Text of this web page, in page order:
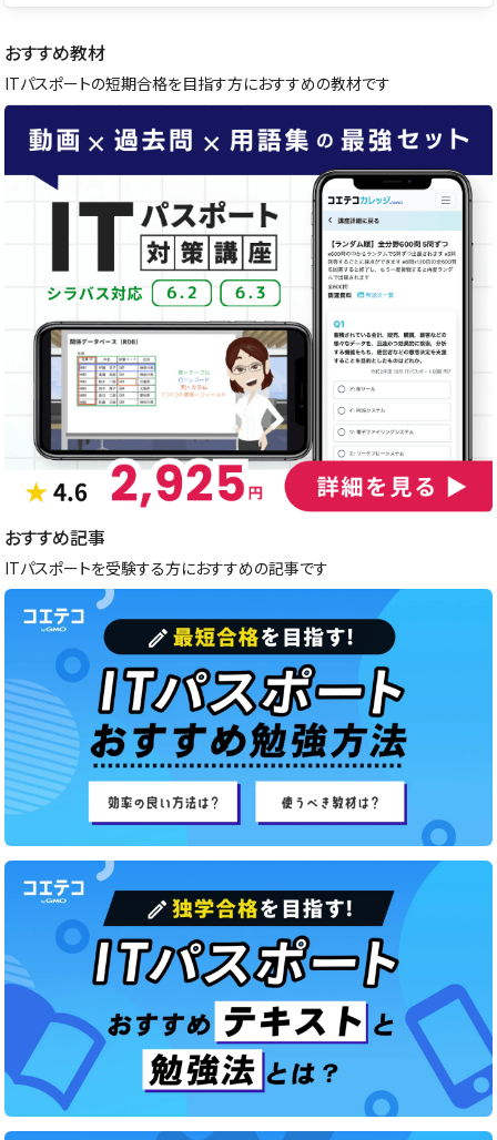
おすすめ教材
ITパスポートの短期合格を目指す方におすすめの教材です
おすすめ記事
ITパスポートを受験する方におすすめの記事です